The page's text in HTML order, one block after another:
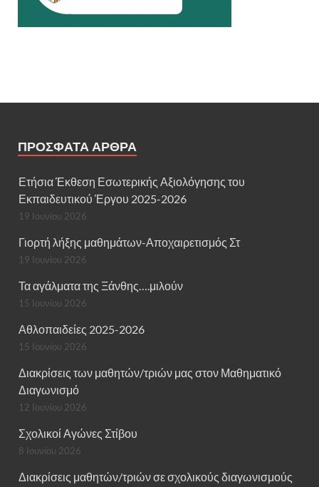
ΠΡΌΣΦΑΤΑ ΆΡΘΡΑ
Ετήσια Έκθεση Εσωτερικής Αξιολόγησης του
Εκπαιδευτικού Έργου 2025-2026
19 Ιουνίου 2026
Γιορτή λήξης μαθημάτων-Αποχαιρετισμός Στ
19 Ιουνίου 2026
Τα αγάλματα της Ξάνθης….μιλούν
15 Ιουνίου 2026
Αθλοπαιδείες 2025-2026
15 Ιουνίου 2026
Διακρίσεις των μαθητών/τριών μας στον Μαθηματικό
Διαγωνισμό
12 Ιουνίου 2026
Σχολικοί Αγώνες Στίβου
8 Ιουνίου 2026
Διακρίσεις μαθητών/τριών σε σχολικούς διαγωνισμούς